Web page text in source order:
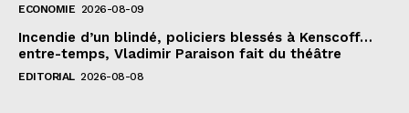
ECONOMIE 2026-08-09
Incendie d’un blindé, policiers blessés à Kenscoff…
entre-temps, Vladimir Paraison fait du théâtre
EDITORIAL 2026-08-08